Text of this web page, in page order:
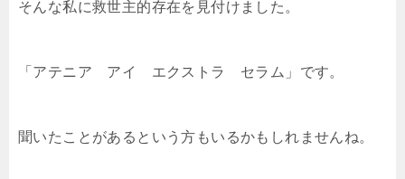
そんな私に救世主的存在を見付けました。
「アテニア アイ エクストラ セラム」です。
聞いたことがあるという方もいるかもしれませんね。